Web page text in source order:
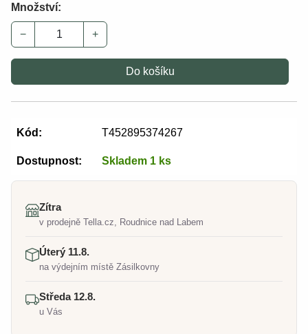
Množství:
− +
Do košíku
Kód: T452895374267
Dostupnost: Skladem 1 ks
Zítra
v prodejně Tella.cz, Roudnice nad Labem
Úterý 11.8.
na výdejním místě Zásilkovny
Středa 12.8.
u Vás